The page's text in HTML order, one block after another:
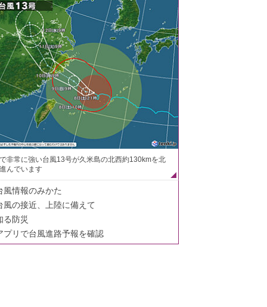
非常に強い台風13号が久米島の北西約130kmを北
んでいます
風情報のみかた
風の接近、上陸に備えて
る防災
プリで台風進路予報を確認